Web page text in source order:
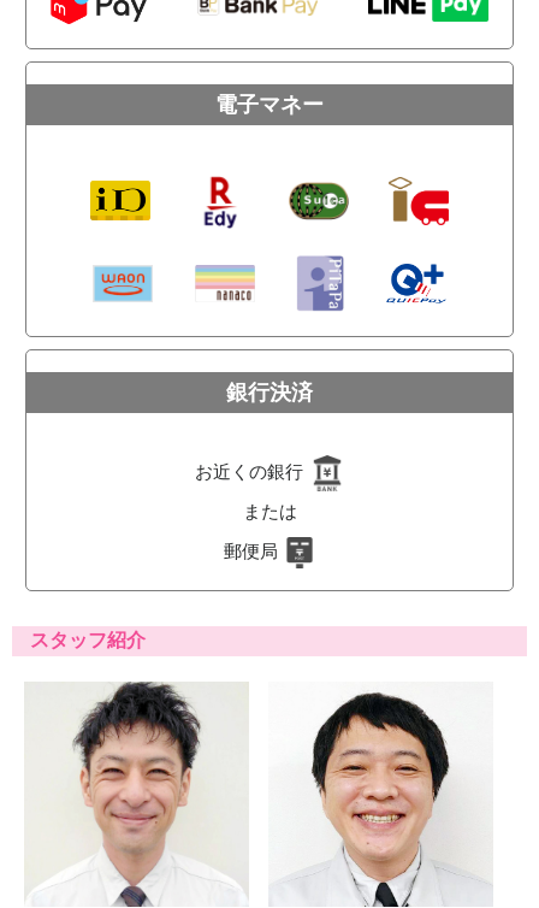
電子マネー
銀行決済
お近くの銀行
または
郵便局
スタッフ紹介